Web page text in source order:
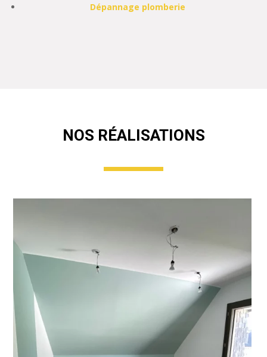
Dépannage plomberie
NOS RÉALISATIONS